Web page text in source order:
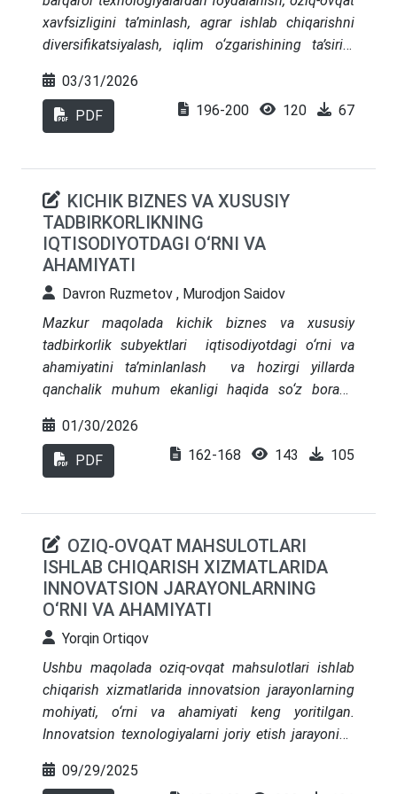
uchun yangi imkoniyatlar yaratildi va iqtisodiy
samaradorlikka erishish yoʻlida katta qadamlar
qoʻyildi. Davlat xaridlarida elektron doʻkonlarning
qoʻllanishi Oʻzbekiston iqtisodiyotida qanday
oʻzgarishlarga olib kelgani haqida batafsil tahlil
keltiriladi. Bu jarayonda Indoneziya, Qozogʻiston va
shuningdek, ularning elektron xarid tizimlarining
Oʻzbekistondagi davlat xaridlarida qoʻllanilishi
oʻrganiladi. Ushbu tadqiqot 2022-2024-yillar
davomida elektron doʻkonlar orqali amalga
oshirilgan davlat xaridlari natijalari asosida olib
borilgan boʻlib, davlat mablagʻlaridan samarali
foydalanish va tejash imkoniyatlari bilan bogʻliq
muhim maʼlumotlarni ochib beradi.
xavfsizligini ta’minlash, agrar ishlab chiqarishni
diversifikatsiyalash, iqlim o‘zgarishining ta’sirini
baholashga yo‘naltirilgan.
mavjud muammolar va ularni hal etish bo‘yicha
takliflar ishlab chiqilgan.
03/31/2026
PDF 196-200 120 67
KICHIK BIZNES VA XUSUSIY
TADBIRKORLIKNING
IQTISODIYOTDAGI O‘RNI VA
AHAMIYATI
Davron Ruzmetov , Murodjon Saidov
Mazkur maqolada kichik biznes va xususiy
tadbirkorlik subyektlari iqtisodiyotdagi o‘rni va
ahamiyatini ta’minlanlash va hozirgi yillarda
qanchalik muhum ekanligi haqida so‘z boradi.
muhitini kuchaytirishdagi roli va innovatsion
faoliyatni qo‘llab-quvvatlashdagi imkoniyatlari
tahlil qilingan. Tadqiqot davomida kichik biznesni
ko‘rib chiqilgan.
01/30/2026
PDF 162-168 143 105
OZIQ-OVQAT MAHSULOTLARI
ISHLAB CHIQARISH XIZMATLARIDA
INNOVATSION JARAYONLARNING
O‘RNI VA AHAMIYATI
Yorqin Ortiqov
Ushbu maqolada oziq-ovqat mahsulotlari ishlab
chiqarish xizmatlarida innovatsion jarayonlarning
mohiyati, o‘rni va ahamiyati keng yoritilgan.
Innovatsion texnologiyalarni joriy etish jarayonida
mahsulot sifatini yaxshilash hamda iste’molchilar
09/29/2025